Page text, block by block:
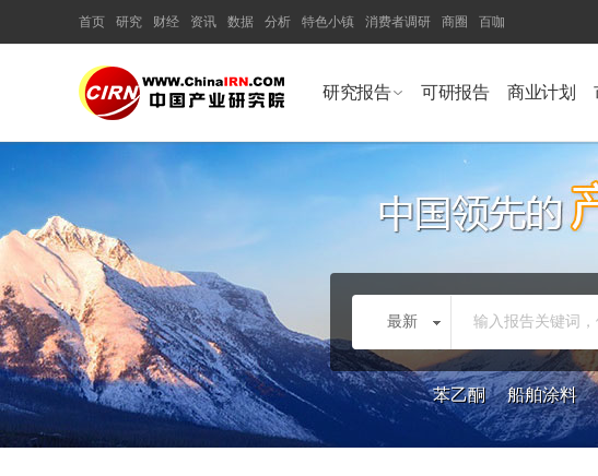
首页 研究 财经 资讯 数据 分析 特色小镇 消费者调研 商圈 百咖
研究报告 可研报告 商业计划
输入报告关键词
最新
苯乙酮 船舶涂料